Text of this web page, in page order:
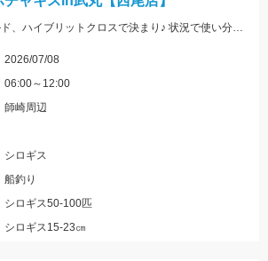
エサは石ゴカイ、ゴールド、ハイブリットクロスで決まり♪ 状況で使い分けましょう♪
2026/07/08
06:00～12:00
師崎周辺
シロギス
船釣り
シロギス50-100匹
シロギス15-23㎝